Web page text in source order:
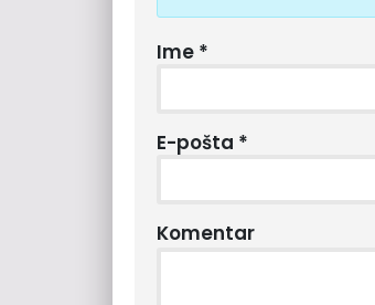
Ime *
E-pošta *
Komentar